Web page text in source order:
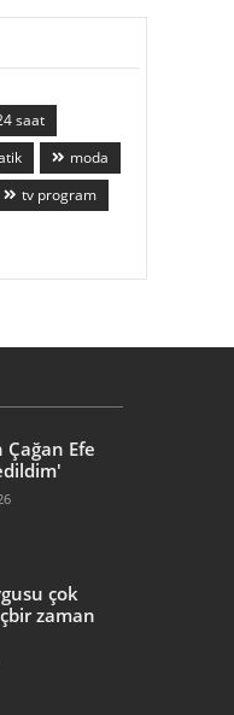
saat
moda
tv program
Efe
çok
zaman